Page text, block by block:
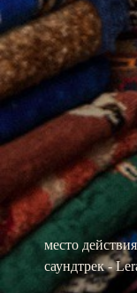
место
саундтрек -